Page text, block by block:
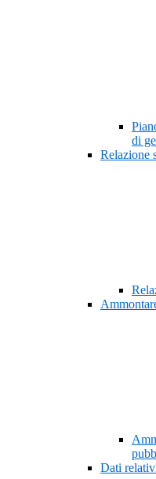
di
Relazione
Dati